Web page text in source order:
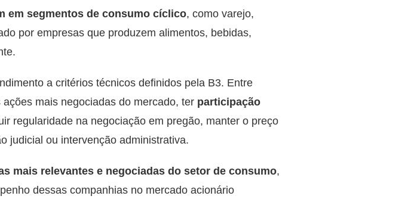
em segmentos de consumo cíclico, como varejo,
por empresas que produzem alimentos, bebidas,
a critérios técnicos definidos pela B3. Entre
mais negociadas do mercado, ter participação
regularidade na negociação em pregão, manter o preço
judicial ou intervenção administrativa.
mais relevantes e negociadas do setor de consumo,
dessas companhias no mercado acionário